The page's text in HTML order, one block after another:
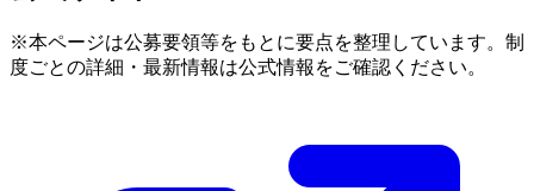
※本ページは公募要領等をもとに要点を整理しています。制
度ごとの詳細・最新情報は公式情報をご確認ください。